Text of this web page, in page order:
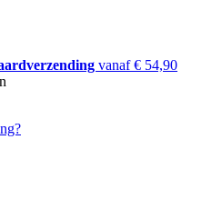
vanaf € 54,90